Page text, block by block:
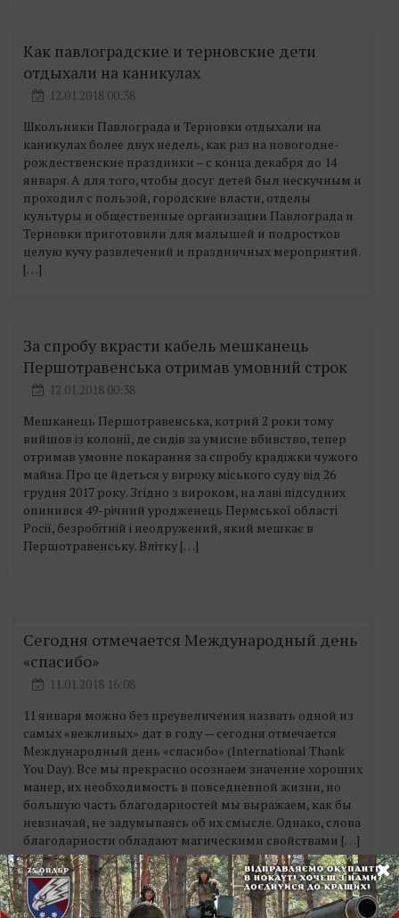
Как павлоградские и терновские дети
отдыхали на каникулах
12.01.2018 00:38
Школьники Павлограда и Терновки отдыхали на
каникулах более двух недель, как раз на новогодне-
рождественские праздники – с конца декабря до 14
января. А для того, чтобы досуг детей был нескучным и
проходил с пользой, городские власти, отделы
культуры и общественные организации Павлограда и
Терновки приготовили для малышей и подростков
целую кучу развлечений и праздничных мероприятий.
[…]
За спробу вкрасти кабель мешканець
Першотравенська отримав умовний строк
12.01.2018 00:38
Мешканець Першотравенська, котрий 2 роки тому
вийшов із колонії, де сидів за умисне вбивство, тепер
отримав умовне покарання за спробу крадіжки чужого
майна. Про це йдеться у вироку міського суду від 26
грудня 2017 року. Згідно з вироком, на лаві підсудних
опинився 49-річний уродженець Пермської області
Росії, безробітній і неодружений, який мешкає в
Першотравенську. Влітку […]
Сегодня отмечается Международный день
«спасибо»
11.01.2018 16:08
11 января можно без преувеличения назвать одной из
самых «вежливых» дат в году — сегодня отмечается
Международный день «спасибо» (International Thank
You Day). Все мы прекрасно осознаем значение хороших
манер, их необходимость в повседневной жизни, но
большую часть благодарностей мы выражаем, как бы
невзначай, не задумываясь об их смысле. Однако, слова
благодарности обладают магическими свойствами […]